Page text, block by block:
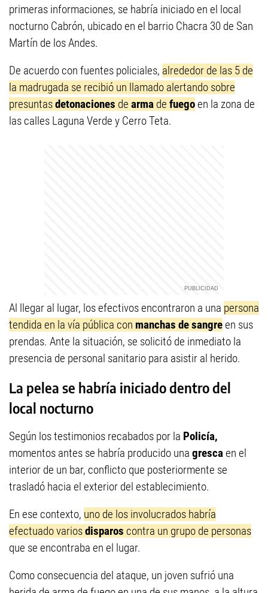
primeras informaciones, se habría iniciado en el local
nocturno Cabrón, ubicado en el barrio Chacra 30 de San
Martín de los Andes.
De acuerdo con fuentes policiales, alrededor de las 5 de
la madrugada se recibió un llamado alertando sobre
presuntasdetonaciones de arma de fuegoen la zona de
las calles Laguna Verde y Cerro Teta.
Al llegar al lugar, los efectivos encontraron a una persona
tendida en la vía pública con manchas de sangreen sus
prendas. Ante la situación, se solicitó de inmediato la
presencia de personal sanitario para asistir al herido.
La pelea se habría iniciado dentro del
local nocturno
Según los testimonios recabados por la Policía,
momentos antes se habría producido una grescaen el
interior de un bar, conflicto que posteriormente se
trasladó hacia el exterior del establecimiento.
En ese contexto, uno de los involucrados habría
efectuado variosdisparos contra un grupo de personas
que se encontraba en el lugar.
Como consecuencia del ataque, un joven sufrió una